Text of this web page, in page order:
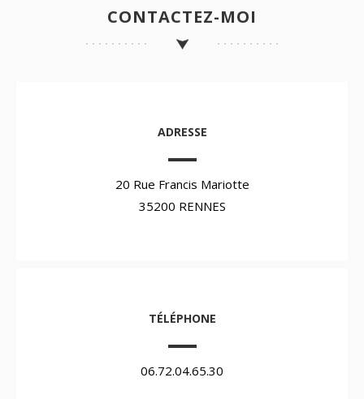
CONTACTEZ-MOI
ADRESSE
20 Rue Francis Mariotte
35200 RENNES
TÉLÉPHONE
06.72.04.65.30